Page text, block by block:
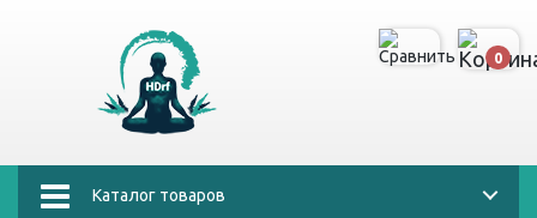
0
Каталог товаров